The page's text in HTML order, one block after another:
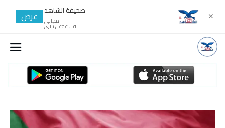
✕ صحيفة الشاهد
مجانى
في غوغل بلاي
عرض